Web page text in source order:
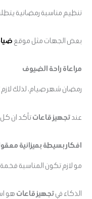
تنظيم مناسبة رمضانية
بعض الجهات مثل موقع
مراعاة راحة الضيوف
رمضان شهر صيام، لذلك لازم
عندتجهيز قاعاتتأكد ان
افكار بسيطة بميزانية
مو لازم تكون المناسبة
الذكاء فيتجهيز قاعات هو